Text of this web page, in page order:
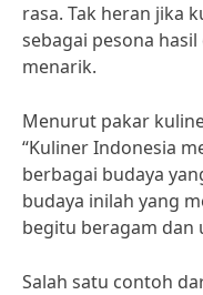
rasa. Tak heran jika
sebagai pesona
menarik.
Menurut pakar
“Kuliner Indonesia
berbagai budaya
budaya inilah yang
begitu beragam dan
Salah satu contoh